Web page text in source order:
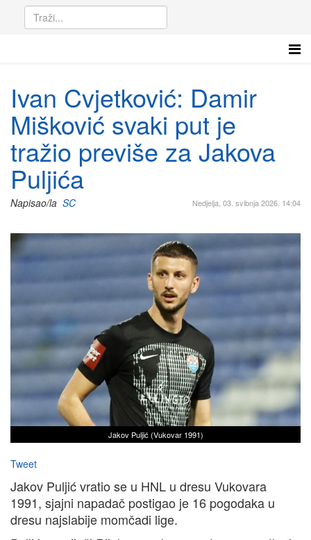
Ivan Cvjetković: Damir
Mišković svaki put je
tražio previše za Jakova
Puljića
Nedjelja, 03. svibnja 2026. 14:04
Napisao/la SC
Jakov Puljić (Vukovar 1991)
Tweet
Jakov Puljić vratio se u HNL u dresu Vukovara
1991, sjajni napadač postigao je 16 pogodaka u
dresu najslabije momčadi lige.